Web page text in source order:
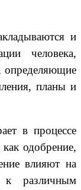
и
человека,
определяющие
планы и
в процессе
одобрение,
влияют на
к различным